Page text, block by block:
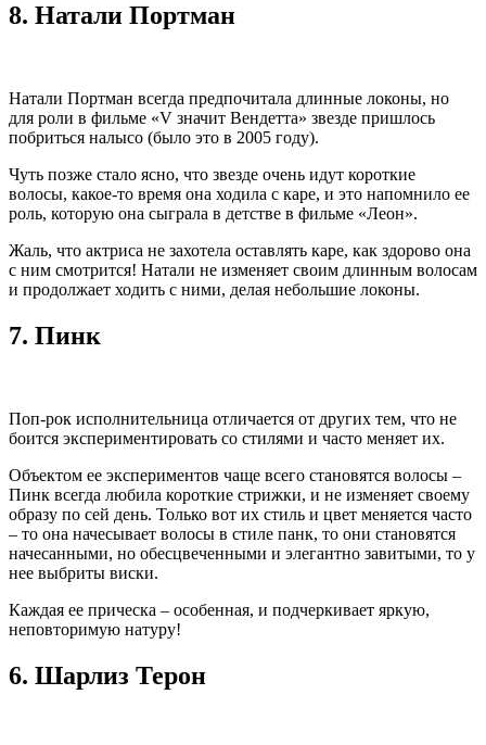
8. Натали Портман
Натали Портман всегда предпочитала длинные локоны, но
для роли в фильме «V значит Вендетта» звезде пришлось
побриться налысо (было это в 2005 году).
Чуть позже стало ясно, что звезде очень идут короткие
волосы, какое-то время она ходила с каре, и это напомнило ее
роль, которую она сыграла в детстве в фильме «Леон».
Жаль, что актриса не захотела оставлять каре, как здорово она
с ним смотрится! Натали не изменяет своим длинным волосам
и продолжает ходить с ними, делая небольшие локоны.
7. Пинк
Поп-рок исполнительница отличается от других тем, что не
боится экспериментировать со стилями и часто меняет их.
Объектом ее экспериментов чаще всего становятся волосы –
Пинк всегда любила короткие стрижки, и не изменяет своему
образу по сей день. Только вот их стиль и цвет меняется часто
– то она начесывает волосы в стиле панк, то они становятся
начесанными, но обесцвеченными и элегантно завитыми, то у
нее выбриты виски.
Каждая ее прическа – особенная, и подчеркивает яркую,
неповторимую натуру!
6. Шарлиз Терон